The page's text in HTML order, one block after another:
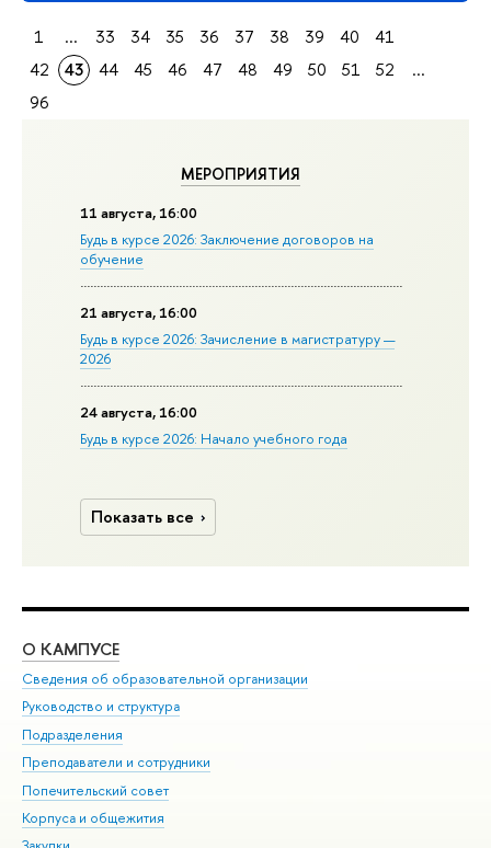
МЕРОПРИЯТИЯ
11 августа, 16:00
Будь в курсе 2026: Заключение договоров на
обучение
21 августа, 16:00
Будь в курсе 2026: Зачисление в магистратуру —
2026
24 августа, 16:00
Будь в курсе 2026: Начало учебного года
Показать все
1 ... 33 34 35 36 37 38 39 40
41
42
43 44 45 46 47 48 49 50 51 52
...
96
О КАМПУСЕ
Сведения об образовательной организации
Руководство и структура
Подразделения
Преподаватели и сотрудники
Попечительский совет
Корпуса и общежития